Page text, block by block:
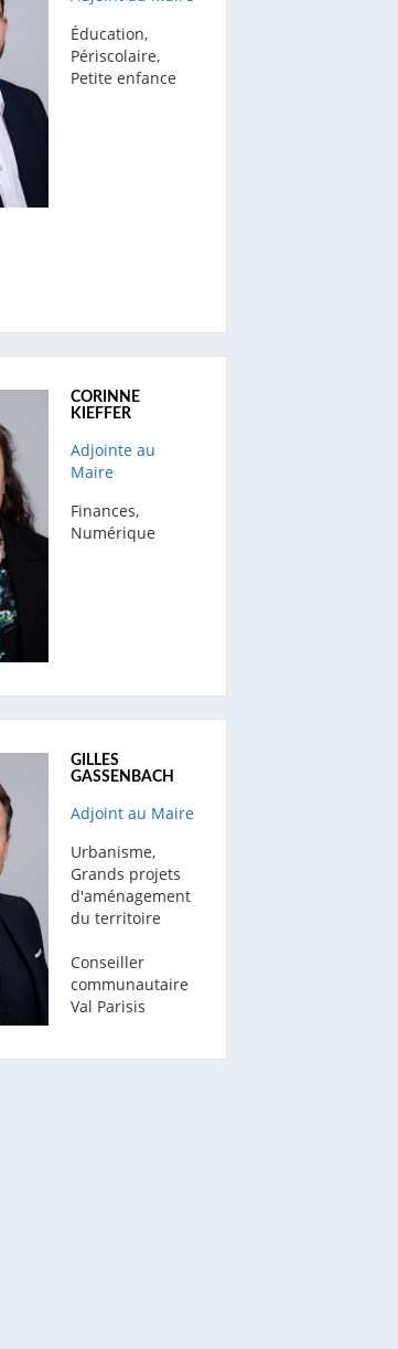
Éducation,
Périscolaire,
Petite enfance
CORINNE
KIEFFER
Adjointe au
Maire
Finances,
Numérique
GILLES
GASSENBACH
Adjoint au Maire
Urbanisme,
Grands projets
d'aménagement
du territoire
Conseiller
communautaire
Val Parisis